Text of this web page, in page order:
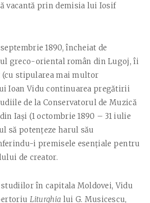
vacantă prin demisia lui Iosif
1890, încheiat de
greco-oriental român din Lugoj, îi
(cu stipularea mai multor
Ioan Vidu continuarea pregătirii
de la Conservatorul de Muzică
Iaşi (1 octombrie 1890 – 31 iulie
să potenţeze harul său
i premisele esenţiale pentru
de creator.
în capitala Moldovei, Vidu
Liturghia lui G. Musicescu,